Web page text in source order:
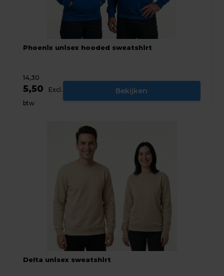
Phoenix unisex hooded sweatshirt
14,30
5,50
Excl.
btw
Bekijken
Delta unisex sweatshirt